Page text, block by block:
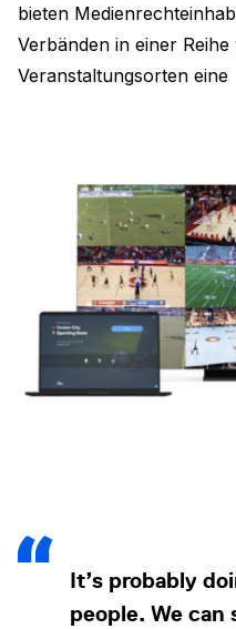
bieten
Verbänden in einer
Veranstaltungsorten eine
It’s probably
people. We